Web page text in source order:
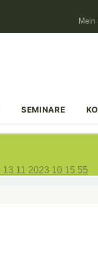
Mein
SEMINARE